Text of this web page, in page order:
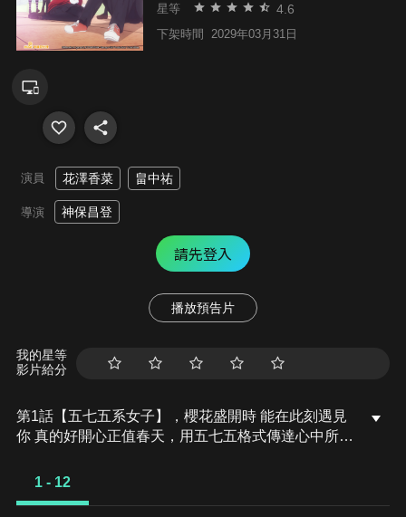
星等 4.6
下架時間 2029年03月31日
演員 花澤香菜 畠中祐
導演 神保昌登
請先登入
播放預告片
我的星等
影片給分
第1話【五七五系女子】，櫻花盛開時 能在此刻遇見
你 真的好開心正值春天，用五七五格式傳達心中所想
變。為了長得像壞人的-毒島英二，七七子提議他可
1 - 12